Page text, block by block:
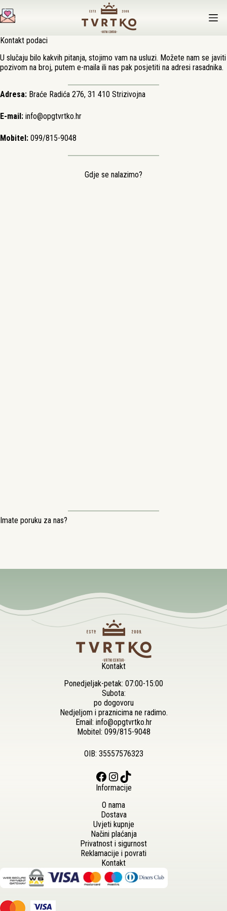
na
sadržaj
Kontakt podaci
U slučaju bilo kakvih pitanja, stojimo vam na usluzi. Možete nam se javiti
pozivom na broj, putem e-maila ili nas pak posjetiti na adresi rasadnika.
Adresa: Braće Radića 276, 31 410 Strizivojna
E-mail: info@opgtvrtko.hr
Mobitel: 099/815-9048
Gdje se nalazimo?
Imate poruku za nas?
Kontakt
Ponedjeljak-petak: 07:00-15:00
Subota:
po dogovoru
Nedjeljom i praznicima ne radimo.
Email: info@opgtvrtko.hr
Mobitel: 099/815-9048
OIB: 35557576323
Facebook Instagram TikTok
Informacije
O nama
Dostava
Uvjeti kupnje
Načini plaćanja
Privatnost i sigurnost
Reklamacije i povrati
Kontakt